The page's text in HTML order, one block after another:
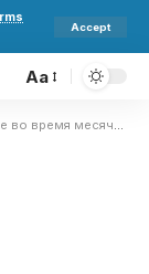
Accept
Aa
и как сделать это безопасно